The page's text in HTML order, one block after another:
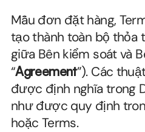
Mẫu đơn đặt hàng,
tạo thành toàn bộ thỏa
giữa Bên kiểm soát và
“Agreement”). Các
được định nghĩa trong
như được quy định
hoặc Terms.